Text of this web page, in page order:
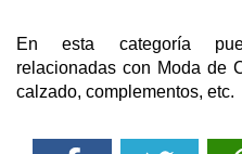
En esta categoría
relacionadas con Moda de
calzado, complementos, etc.